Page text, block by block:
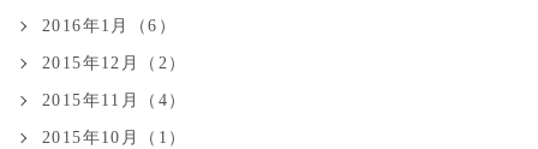
2016年1月（6）
2015年12月（2）
2015年11月（4）
2015年10月（1）